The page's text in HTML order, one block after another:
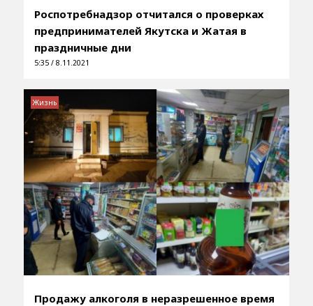
Роспотребнадзор отчитался о проверках
предпринимателей Якутска и Жатая в
праздничные дни
5:35 / 8.11.2021
Продажу алкоголя в неразрешенное время
Жизнь